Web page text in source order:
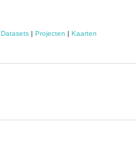
Datasets| Projecten | Kaarten